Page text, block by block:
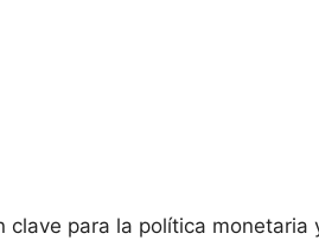
para la política monetaria